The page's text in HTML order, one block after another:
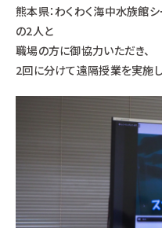
熊本県：わくわく海中水族館シ
の2人と
職場の方に御協力いただき、
2回に分けて遠隔授業を実施し